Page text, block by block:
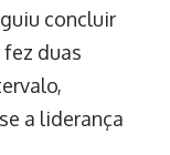
concluir
duas
a liderança